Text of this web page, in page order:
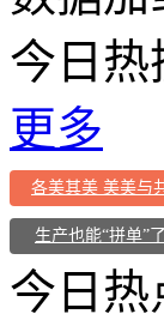
今日热
更多
各美其美 美美与
生产也能“拼单”了
今日热